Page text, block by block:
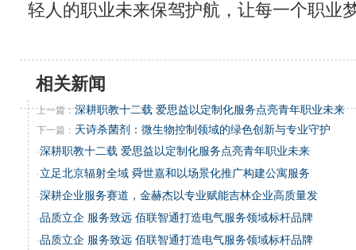
轻人的职业未来保驾护航，让每一个职业
相关新闻
上一篇：深耕职教十二载 爱思益以定制化服务点亮青年职业未来
下一篇： 天诗杀菌剂：微生物控制领域的绿色创新与专业守护
·深耕职教十二载 爱思益以定制化服务点亮青年职业未来
·立足北京辐射全域 舜世嘉和以场景化推广构建公寓服务
·深耕企业服务赛道，金赫杰以专业赋能吉林企业高质量发
·品质立企 服务致远 佰联智通打造电气服务领域标杆品牌
·品质立企 服务致远 佰联智通打造电气服务领域标杆品牌